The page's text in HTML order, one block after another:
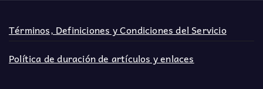
Términos, Definiciones y Condiciones del Servicio
Política de duración de artículos y enlaces